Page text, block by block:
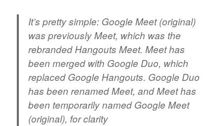
It’s pretty simple: Google Meet (original)
was previously Meet, which was the
rebranded Hangouts Meet. Meet has
been merged with Google Duo, which
replaced Google Hangouts. Google Duo
has been renamed Meet, and Meet has
been temporarily named Google Meet
(original), for clarity